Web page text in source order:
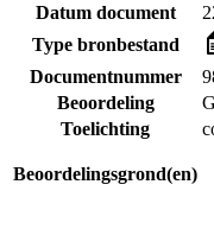
Datum document
Type bronbestand
Documentnummer
Beoordeling
Toelichting
Beoordelingsgrond(en)